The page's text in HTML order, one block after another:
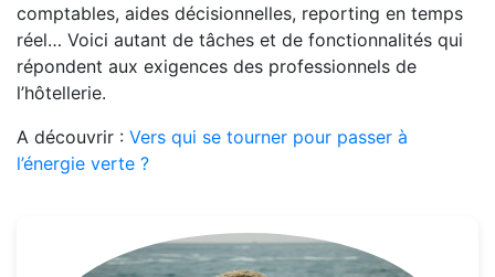
comptables, aides décisionnelles, reporting en temps
réel… Voici autant de tâches et de fonctionnalités qui
répondent aux exigences des professionnels de
l’hôtellerie.
A découvrir : Vers qui se tourner pour passer à
l’énergie verte ?